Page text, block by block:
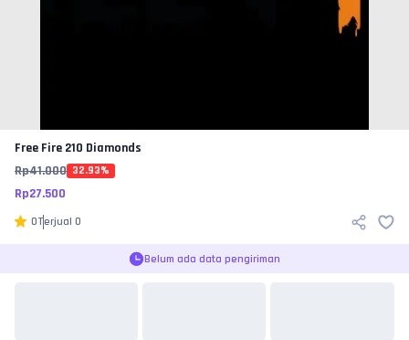
Free Fire 210 Diamonds
Rp41.000 32.93%
Rp27.500
0Terjual 0
Belum ada data pengiriman